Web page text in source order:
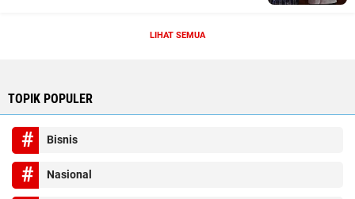
LIHAT SEMUA
TOPIK POPULER
Bisnis
Nasional